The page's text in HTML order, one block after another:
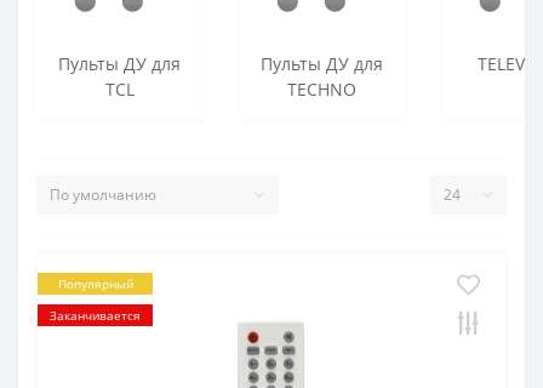
Пульты ДУ для
TCL
Пульты ДУ для
TECHNO
Популярный
Заканчивается